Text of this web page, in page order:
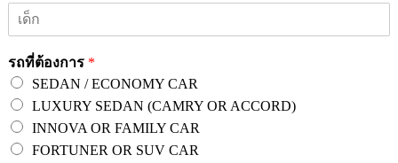
รถที่ต้องการ *
SEDAN / ECONOMY CAR
LUXURY SEDAN (CAMRY OR ACCORD)
INNOVA OR FAMILY CAR
FORTUNER OR SUV CAR